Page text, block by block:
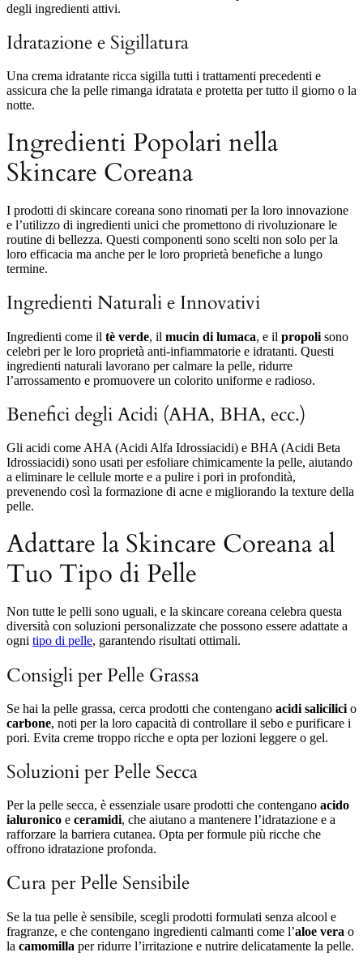
degli ingredienti attivi.
Idratazione e Sigillatura
Una crema idratante ricca sigilla tutti i trattamenti precedenti e
assicura che la pelle rimanga idratata e protetta per tutto il giorno o la
notte.
Ingredienti Popolari nella
Skincare Coreana
I prodotti di skincare coreana sono rinomati per la loro innovazione
e l’utilizzo di ingredienti unici che promettono di rivoluzionare le
routine di bellezza. Questi componenti sono scelti non solo per la
loro efficacia ma anche per le loro proprietà benefiche a lungo
termine.
Ingredienti Naturali e Innovativi
Ingredienti come il tè verde, il mucin di lumaca, e il propoli sono
celebri per le loro proprietà anti-infiammatorie e idratanti. Questi
ingredienti naturali lavorano per calmare la pelle, ridurre
l’arrossamento e promuovere un colorito uniforme e radioso.
Benefici degli Acidi (AHA, BHA, ecc.)
Gli acidi come AHA (Acidi Alfa Idrossiacidi) e BHA (Acidi Beta
Idrossiacidi) sono usati per esfoliare chimicamente la pelle, aiutando
a eliminare le cellule morte e a pulire i pori in profondità,
prevenendo così la formazione di acne e migliorando la texture della
pelle.
Adattare la Skincare Coreana al
Tuo Tipo di Pelle
Non tutte le pelli sono uguali, e la skincare coreana celebra questa
diversità con soluzioni personalizzate che possono essere adattate a
ogni tipo di pelle, garantendo risultati ottimali.
Consigli per Pelle Grassa
Se hai la pelle grassa, cerca prodotti che contengano acidi salicilici o
carbone, noti per la loro capacità di controllare il sebo e purificare i
pori. Evita creme troppo ricche e opta per lozioni leggere o gel.
Soluzioni per Pelle Secca
Per la pelle secca, è essenziale usare prodotti che contengano acido
ialuronico e ceramidi, che aiutano a mantenere l’idratazione e a
rafforzare la barriera cutanea. Opta per formule più ricche che
offrono idratazione profonda.
Cura per Pelle Sensibile
Se la tua pelle è sensibile, scegli prodotti formulati senza alcool e
fragranze, e che contengano ingredienti calmanti come l’aloe vera o
la camomilla per ridurre l’irritazione e nutrire delicatamente la pelle.